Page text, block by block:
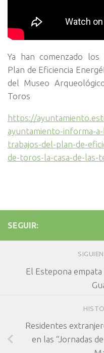
Ya han comenzado
Plan de Eficiencia
del Museo
Toros
https://
ayuntamiento-informa-
trabajos-del-plan-de-
de-toros-la-casa-de-las-
SEGUIR:
El Estepona
Residentes
en las “Jornadas